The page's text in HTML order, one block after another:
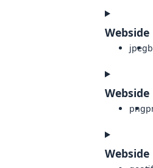
Webside
jpeg
Webside
png
Webside